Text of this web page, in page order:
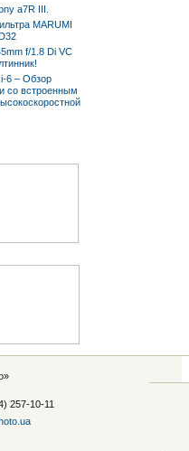
a7R III.
MARUMI
f/1.8 Di VC
6 – Обзор
со встроенным
»
257-10-11